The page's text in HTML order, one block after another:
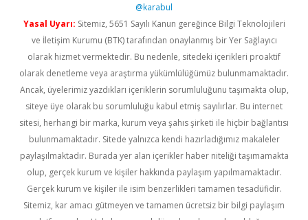
@karabul
Yasal Uyarı: Sitemiz, 5651 Sayılı Kanun gereğince Bilgi Teknolojileri
ve İletişim Kurumu (BTK) tarafından onaylanmış bir Yer Sağlayıcı
olarak hizmet vermektedir. Bu nedenle, sitedeki içerikleri proaktif
olarak denetleme veya araştırma yükümlülüğümüz bulunmamaktadır.
Ancak, üyelerimiz yazdıkları içeriklerin sorumluluğunu taşımakta olup,
siteye üye olarak bu sorumluluğu kabul etmiş sayılırlar. Bu internet
sitesi, herhangi bir marka, kurum veya şahıs şirketi ile hiçbir bağlantısı
bulunmamaktadır. Sitede yalnızca kendi hazırladığımız makaleler
paylaşılmaktadır. Burada yer alan içerikler haber niteliği taşımamakta
olup, gerçek kurum ve kişiler hakkında paylaşım yapılmamaktadır.
Gerçek kurum ve kişiler ile isim benzerlikleri tamamen tesadüfidir.
Sitemiz, kar amacı gütmeyen ve tamamen ücretsiz bir bilgi paylaşım